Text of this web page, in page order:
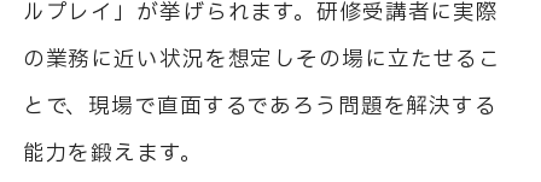
ルプレイ」が挙げられます。研修受講者に実際
の業務に近い状況を想定しその場に立たせるこ
とで、現場で直面するであろう問題を解決する
能力を鍛えます。